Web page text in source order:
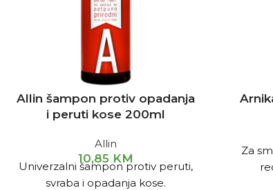
Allin šampon protiv opadanja
i peruti kose 200ml
Allin
10,85 KM
Univerzalni šampon protiv peruti,
svraba i opadanja kose.
Za